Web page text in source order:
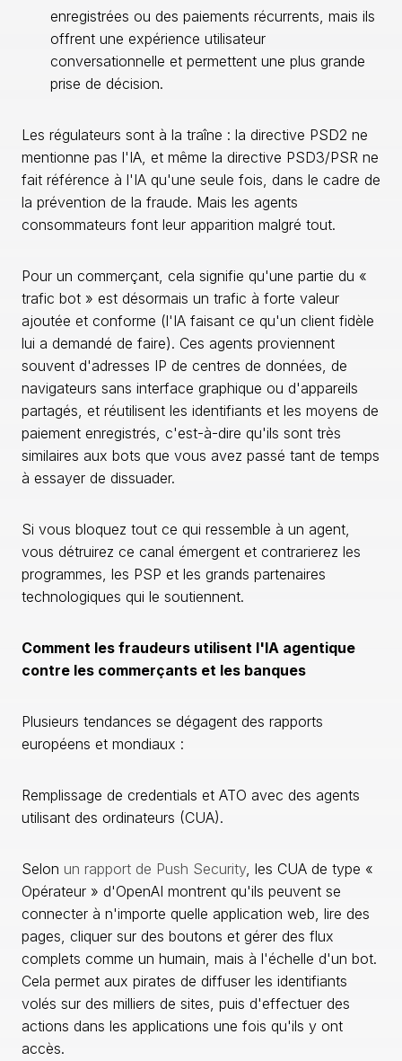
enregistrées ou des paiements récurrents, mais ils
offrent une expérience utilisateur
conversationnelle et permettent une plus grande
prise de décision.
Les régulateurs sont à la traîne : la directive PSD2 ne
mentionne pas l'IA, et même la directive PSD3/PSR ne
fait référence à l'IA qu'une seule fois, dans le cadre de
la prévention de la fraude. Mais les agents
consommateurs font leur apparition malgré tout.
Pour un commerçant, cela signifie qu'une partie du «
trafic bot » est désormais un trafic à forte valeur
ajoutée et conforme (l'IA faisant ce qu'un client fidèle
lui a demandé de faire). Ces agents proviennent
souvent d'adresses IP de centres de données, de
navigateurs sans interface graphique ou d'appareils
partagés, et réutilisent les identifiants et les moyens de
paiement enregistrés, c'est-à-dire qu'ils sont très
similaires aux bots que vous avez passé tant de temps
à essayer de dissuader.
Si vous bloquez tout ce qui ressemble à un agent,
vous détruirez ce canal émergent et contrarierez les
programmes, les PSP et les grands partenaires
technologiques qui le soutiennent.
Comment les fraudeurs utilisent l'IA agentique
contre les commerçants et les banques
Plusieurs tendances se dégagent des rapports
européens et mondiaux :
Remplissage de credentials et ATO avec des agents
utilisant des ordinateurs (CUA).
Selon un rapport de Push Security, les CUA de type «
Opérateur » d'OpenAI montrent qu'ils peuvent se
connecter à n'importe quelle application web, lire des
pages, cliquer sur des boutons et gérer des flux
complets comme un humain, mais à l'échelle d'un bot.
Cela permet aux pirates de diffuser les identifiants
volés sur des milliers de sites, puis d'effectuer des
actions dans les applications une fois qu'ils y ont
accès.